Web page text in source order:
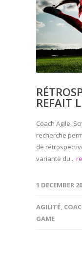
REFAIT
Coach Agile,
recherche
de
variante du...
1 DECEMBER
AGILITÉ,
GAME